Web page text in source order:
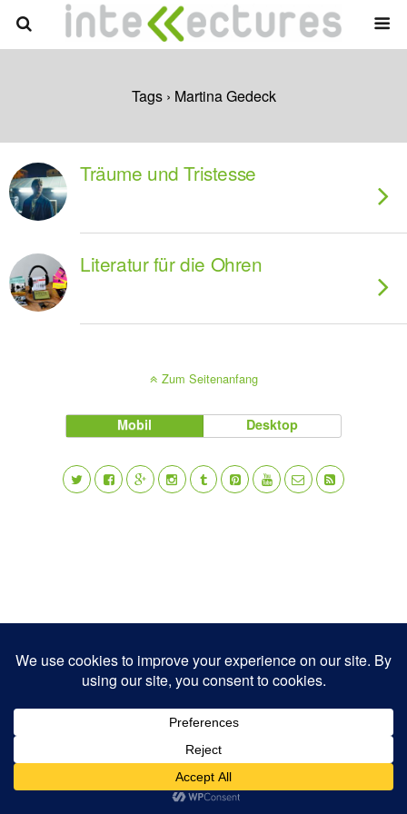
Tags › Martina Gedeck
Träume und Tristesse
Literatur für die Ohren
Zum Seitenanfang
Mobil Desktop